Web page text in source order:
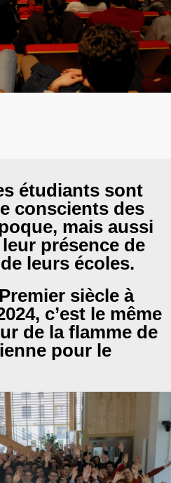
étudiants sont
conscients des
mais aussi
présence de
leurs écoles.
siècle à
c’est le même
de la flamme de
pour le